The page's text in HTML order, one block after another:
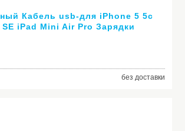
Кабель usb-для iPhone 5 5c
iPad Mini Air Pro Зарядки
без доставки